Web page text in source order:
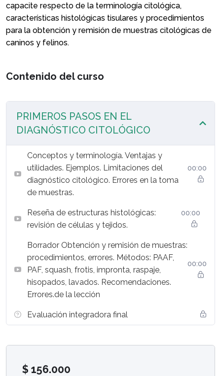
capacite respecto de la terminología citológica,
características histológicas tisulares y procedimientos
para la obtención y remisión de muestras citológicas de
caninos y felinos.
Contenido del curso
PRIMEROS PASOS EN EL
DIAGNÓSTICO CITOLÓGICO
Conceptos y terminología. Ventajas y
utilidades. Ejemplos. Limitaciones del
diagnóstico citológico. Errores en la toma
de muestras.
00:00
Reseña de estructuras histológicas:
revisión de células y tejidos.
00:00
Borrador Obtención y remisión de muestras:
procedimientos, errores. Métodos: PAAF,
PAF, squash, frotis, impronta, raspaje,
hisopados, lavados. Recomendaciones.
Errores.de la lección
00:00
Evaluación integradora final
$ 156.000